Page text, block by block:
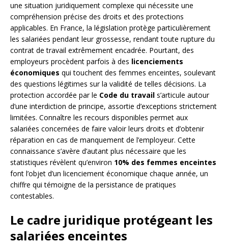
une situation juridiquement complexe qui nécessite une
compréhension précise des droits et des protections
applicables. En France, la législation protège particulièrement
les salariées pendant leur grossesse, rendant toute rupture du
contrat de travail extrêmement encadrée. Pourtant, des
employeurs procèdent parfois à des licenciements
économiques qui touchent des femmes enceintes, soulevant
des questions légitimes sur la validité de telles décisions. La
protection accordée par le Code du travail s’articule autour
d’une interdiction de principe, assortie d’exceptions strictement
limitées. Connaître les recours disponibles permet aux
salariées concernées de faire valoir leurs droits et d’obtenir
réparation en cas de manquement de l’employeur. Cette
connaissance s’avère d’autant plus nécessaire que les
statistiques révèlent qu’environ 10% des femmes enceintes
font l’objet d’un licenciement économique chaque année, un
chiffre qui témoigne de la persistance de pratiques
contestables.
Le cadre juridique protégeant les
salariées enceintes